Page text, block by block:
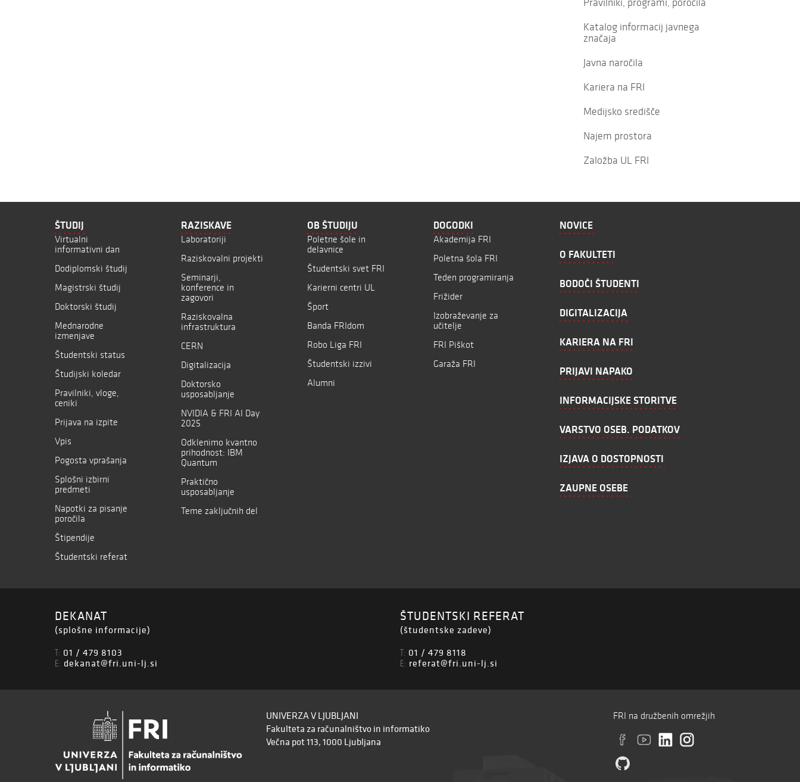
Katalog informacij javnega
značaja
Javna naročila
Kariera na FRI
Medijsko središče
Najem prostora
Založba UL FRI
ŠTUDIJ
Virtualni
informativni dan
Dodiplomski študij
Magistrski študij
Doktorski študij
Mednarodne
izmenjave
Študentski status
Študijski koledar
Pravilniki, vloge,
ceniki
Prijava na izpite
Vpis
Pogosta vprašanja
Splošni izbirni
predmeti
Napotki za pisanje
poročila
Štipendije
Študentski referat
RAZISKAVE
Laboratoriji
Raziskovalni projekti
Seminarji,
konference in
zagovori
Raziskovalna
infrastruktura
CERN
Digitalizacija
Doktorsko
usposabljanje
NVIDIA & FRI AI Day
2025
Odklenimo kvantno
prihodnost: IBM
Quantum
Praktično
usposabljanje
Teme zaključnih del
OB ŠTUDIJU
Poletne šole in
delavnice
Študentski svet FRI
Karierni centri UL
Šport
Banda FRIdom
Robo Liga FRI
Študentski izzivi
Alumni
DOGODKI
Akademija FRI
Poletna šola FRI
Teden programiranja
Frižider
Izobraževanje za
učitelje
FRI Piškot
Garaža FRI
NOVICE
O FAKULTETI
BODOČI ŠTUDENTI
DIGITALIZACIJA
KARIERA NA FRI
PRIJAVI NAPAKO
INFORMACIJSKE STORITVE
VARSTVO OSEB. PODATKOV
IZJAVA O DOSTOPNOSTI
ZAUPNE OSEBE
DEKANAT
(splošne informacije)
T: 01 / 479 8103
E: dekanat@fri.uni-lj.si
ŠTUDENTSKI REFERAT
(študentske zadeve)
T: 01 / 479 8118
E: referat@fri.uni-lj.si
UNIVERZA V LJUBLJANI
Fakulteta za računalništvo in informatiko
Večna pot 113, 1000 Ljubljana
FRI na družbenih omrežjih